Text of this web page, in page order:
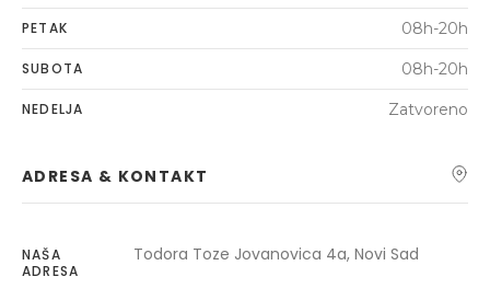
PETAK 08h-20h
SUBOTA 08h-20h
NEDELJA Zatvoreno
ADRESA & KONTAKT
NAŠA
ADRESA
Todora Toze Jovanovica 4a, Novi Sad